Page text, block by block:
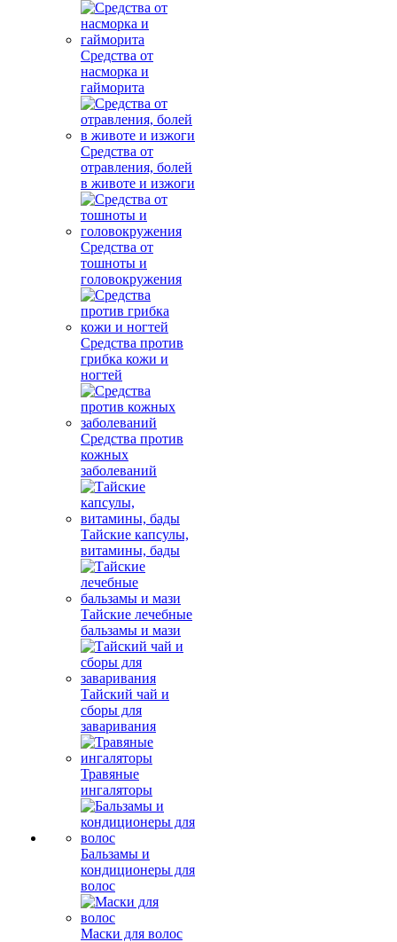
Средства от
насморка и
гайморита
Средства от
отравления, болей
в животе и изжоги
Средства от
тошноты и
головокружения
Средства против
грибка кожи и
ногтей
Средства против
кожных
заболеваний
Тайские капсулы,
витамины, бады
Тайские лечебные
бальзамы и мази
Тайский чай и
сборы для
заваривания
Травяные
ингаляторы
Бальзамы и
кондиционеры для
волос
Маски для волос